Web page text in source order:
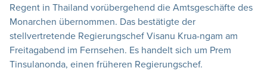
Regent in Thailand vorübergehend die Amtsgeschäfte des
Monarchen übernommen. Das bestätigte der
stellvertretende Regierungschef Visanu Krua-ngam am
Freitagabend im Fernsehen. Es handelt sich um Prem
Tinsulanonda, einen früheren Regierungschef.